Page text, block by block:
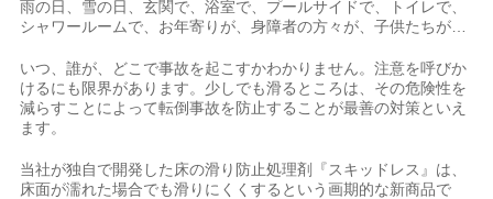
雨の日、雪の日、玄関で、浴室で、プールサイドで、トイレで、
シャワールームで、お年寄りが、身障者の方々が、子供たちが…
いつ、誰が、どこで事故を起こすかわかりません。注意を呼びか
けるにも限界があります。少しでも滑るところは、その危険性を
減らすことによって転倒事故を防止することが最善の対策といえ
ます。
当社が独自で開発した床の滑り防止処理剤『スキッドレス』は、
床面が濡れた場合でも滑りにくくするという画期的な新商品で